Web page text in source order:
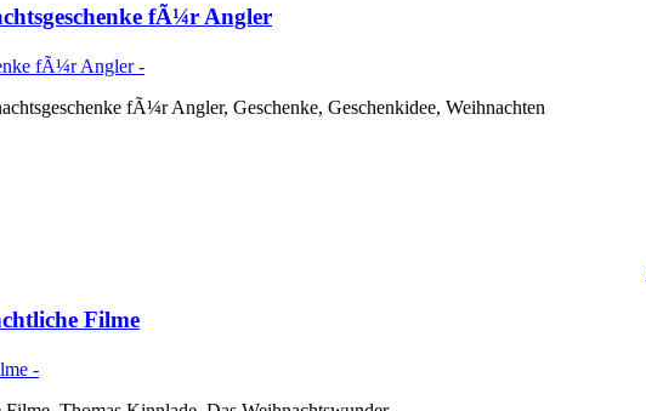
fÃ¼r Angler
fÃ¼r Angler, Geschenke, Geschenkidee, Weihnachten
Filme